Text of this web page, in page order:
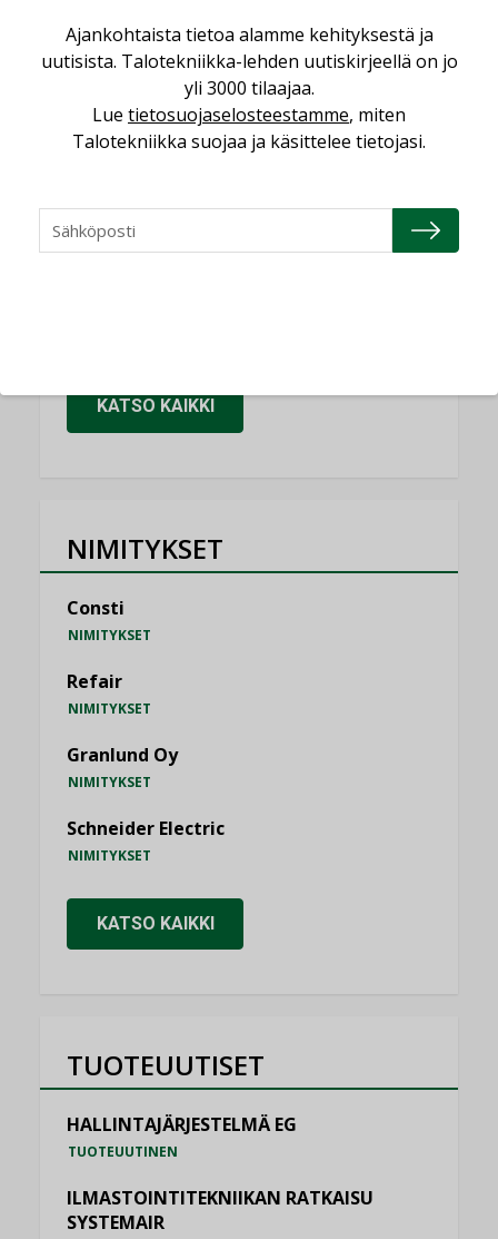
KOLUMNI
Yli miljoona kotia on vailla toimivaa
ilmanvaihtoa
KOLUMNI
saatavien tietojen vertailukelpoisuus?
KOLUMNI
KATSO KAIKKI
NIMITYKSET
Consti
NIMITYKSET
Refair
NIMITYKSET
Granlund Oy
NIMITYKSET
Schneider Electric
NIMITYKSET
KATSO KAIKKI
TUOTEUUTISET
HALLINTAJÄRJESTELMÄ EG
TUOTEUUTINEN
ILMASTOINTITEKNIIKAN RATKAISU
SYSTEMAIR
Ajankohtaista tietoa alamme kehityksestä ja
uutisista. Talotekniikka-lehden uutiskirjeellä on jo
yli 3000 tilaajaa.
Lue tietosuojaselosteestamme, miten
Talotekniikka suojaa ja käsittelee tietojasi.